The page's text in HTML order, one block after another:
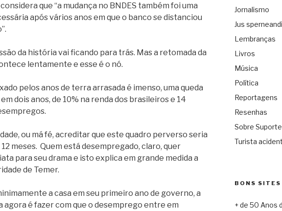
que “a mudança no BNDES também foi uma
após vários anos em que o banco se distanciou
da história vai ficando para trás. Mas a retomada da
lentamente e esse é o nó.
pelos anos de terra arrasada é imenso, uma queda
dois anos, de 10% na renda dos brasileiros e 14
ou má fé, acreditar que este quadro perverso seria
meses. Quem está desempregado, claro, quer
para seu drama e isto explica em grande medida a
de Temer.
a casa em seu primeiro ano de governo, a
agora é fazer com que o desemprego entre em
Jornalismo
Jus sperneandi
Lembranças
Livros
Música
Política
Reportagens
Resenhas
Sobre
Turista
BONS SITES
+ de 50 Anos